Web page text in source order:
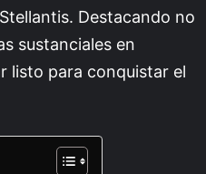
Destacando no
sustanciales en
listo para conquistar el